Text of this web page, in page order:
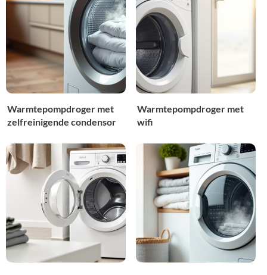
Warmtepompdroger met
zelfreinigende condensor
Warmtepompdroger met
wifi